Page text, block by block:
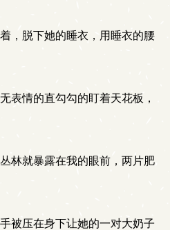
，脱下她的睡衣，用睡衣的腰
表情的直勾勾的盯着天花板，
林就暴露在我的眼前，两片肥
被压在身下让她的一对大奶子